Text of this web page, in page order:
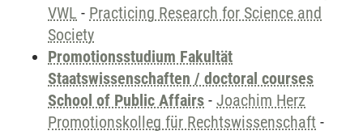
VWL - Practicing Research for Science and
Society
Promotionsstudium Fakultät
Staatswissenschaften / doctoral courses
School of Public Affairs - Joachim Herz
Promotionskolleg für Rechtswissenschaft -